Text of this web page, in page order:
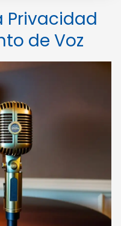
Privacidad
de Voz